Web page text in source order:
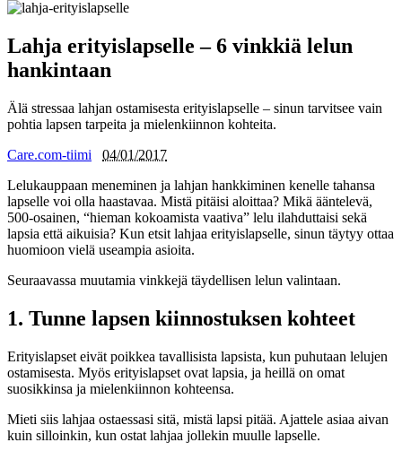
Lahja erityislapselle – 6 vinkkiä lelun
hankintaan
Älä stressaa lahjan ostamisesta erityislapselle – sinun tarvitsee vain
pohtia lapsen tarpeita ja mielenkiinnon kohteita.
Care.com-tiimi
04/01/2017
Lelukauppaan meneminen ja lahjan hankkiminen kenelle tahansa
lapselle voi olla haastavaa. Mistä pitäisi aloittaa? Mikä ääntelevä,
500-osainen, “hieman kokoamista vaativa” lelu ilahduttaisi sekä
lapsia että aikuisia? Kun etsit lahjaa erityislapselle, sinun täytyy ottaa
huomioon vielä useampia asioita.
Seuraavassa muutamia vinkkejä täydellisen lelun valintaan.
1. Tunne lapsen kiinnostuksen kohteet
Erityislapset eivät poikkea tavallisista lapsista, kun puhutaan lelujen
ostamisesta. Myös erityislapset ovat lapsia, ja heillä on omat
suosikkinsa ja mielenkiinnon kohteensa.
Mieti siis lahjaa ostaessasi sitä, mistä lapsi pitää. Ajattele asiaa aivan
kuin silloinkin, kun ostat lahjaa jollekin muulle lapselle.